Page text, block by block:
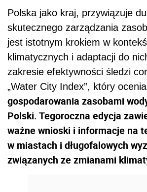
Polska jako kraj, przywiązuje
skutecznego zarządzania
jest istotnym krokiem w
klimatycznych i adaptacji do
zakresie efektywności śledzi
„Water City Index”, który ocenia
gospodarowania zasobami
Polski. Tegoroczna edycja
ważne wnioski i informacje na
w miastach i długofalowych
związanych ze zmianami